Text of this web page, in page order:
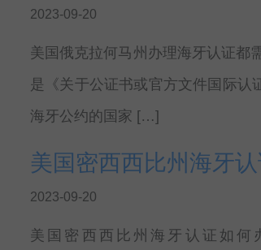
2023-09-20
美国俄克拉何马州办理海牙认证都
是《关于公证书或官方文件国际认
海牙公约的国家 […]
美国密西西比州海牙
2023-09-20
美国密西西比州海牙认证如何